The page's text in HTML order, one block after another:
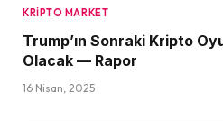
KRIPTO MARKET
Trump’ın Sonraki Kripto
Olacak — Rapor
16 Nisan, 2025